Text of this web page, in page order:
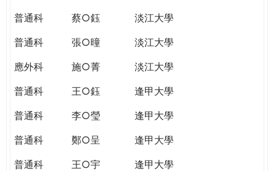
普通科
蔡○鈺
淡江大學
普通科
張○曈
淡江大學
應外科
施○菁
淡江大學
普通科
王○鈺
逢甲大學
普通科
李○瑩
逢甲大學
普通科
鄭○呈
逢甲大學
普通科
王○宇
逢甲大學